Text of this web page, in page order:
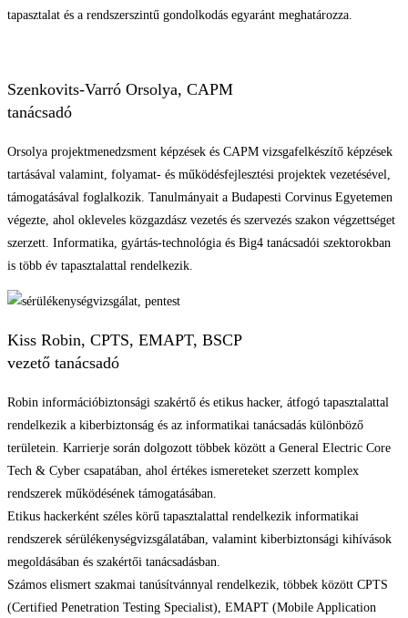
tapasztalat és a rendszerszintű gondolkodás egyaránt meghatározza.
Szenkovits-Varró Orsolya, CAPM
tanácsadó
Orsolya projektmenedzsment képzések és CAPM vizsgafelkészítő képzések
tartásával valamint, folyamat- és működésfejlesztési projektek vezetésével,
támogatásával foglalkozik. Tanulmányait a Budapesti Corvinus Egyetemen
végezte, ahol okleveles közgazdász vezetés és szervezés szakon végzettséget
szerzett. Informatika, gyártás-technológia és Big4 tanácsadói szektorokban
is több év tapasztalattal rendelkezik.
Kiss Robin, CPTS, EMAPT, BSCP
vezető tanácsadó
Robin információbiztonsági szakértő és etikus hacker, átfogó tapasztalattal
rendelkezik a kiberbiztonság és az informatikai tanácsadás különböző
területein. Karrierje során dolgozott többek között a General Electric Core
Tech & Cyber csapatában, ahol értékes ismereteket szerzett komplex
rendszerek működésének támogatásában.
Etikus hackerként széles körű tapasztalattal rendelkezik informatikai
rendszerek sérülékenységvizsgálatában, valamint kiberbiztonsági kihívások
megoldásában és szakértői tanácsadásban.
Számos elismert szakmai tanúsítvánnyal rendelkezik, többek között CPTS
(Certified Penetration Testing Specialist), EMAPT (Mobile Application